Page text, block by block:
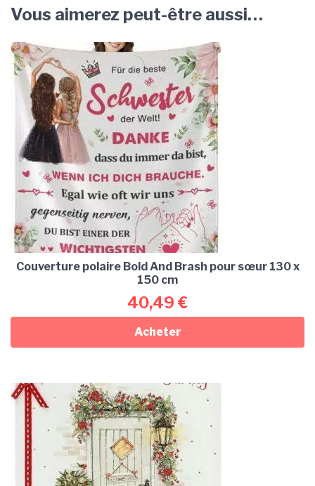
Vous aimerez peut-être aussi…
Couverture polaire Bold And Brash pour sœur 130 x
150 cm
40,49 €
Acheter